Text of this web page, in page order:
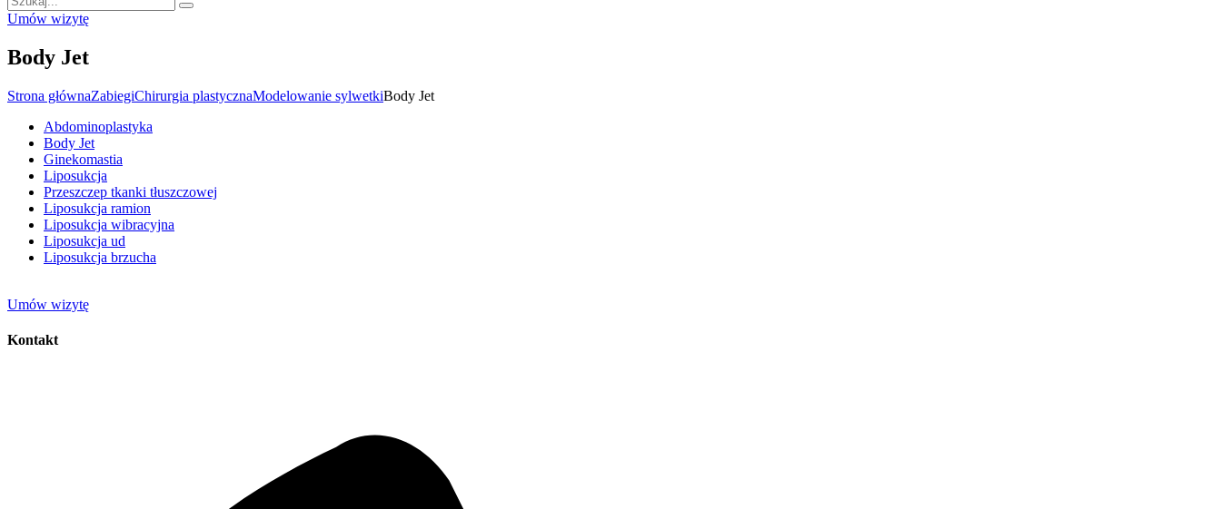
Umów wizytę
Body Jet
Strona głównaZabiegiChirurgia plastycznaModelowanie sylwetkiBody Jet
Abdominoplastyka
Body Jet
Ginekomastia
Liposukcja
Przeszczep tkanki tłuszczowej
Liposukcja ramion
Liposukcja wibracyjna
Liposukcja ud
Liposukcja brzucha
Umów wizytę
Kontakt